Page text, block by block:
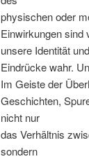
physischen oder
Einwirkungen sind
unsere Identität
Eindrücke wahr.
Im Geiste der
Geschichten,
nicht nur
das Verhältnis
sondern